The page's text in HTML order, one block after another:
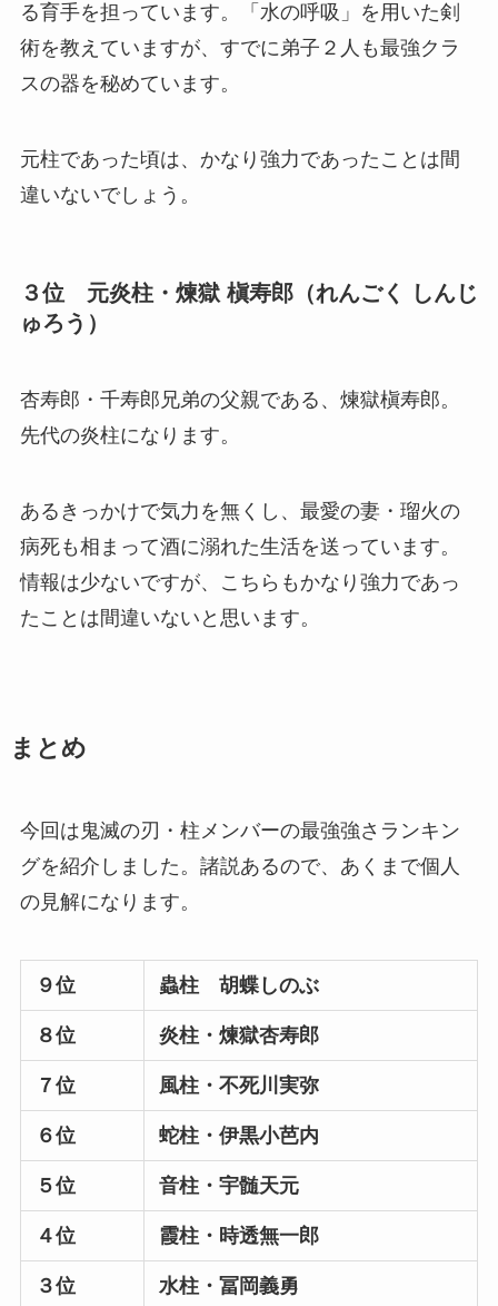
る育手を担っています。「水の呼吸」を用いた剣
術を教えていますが、すでに弟子２人も最強クラ
スの器を秘めています。
元柱であった頃は、かなり強力であったことは間
違いないでしょう。
３位 元炎柱・煉獄 槇寿郎（れんごく しんじ
ゅろう）
杏寿郎・千寿郎兄弟の父親である、煉獄槇寿郎。
先代の炎柱になります。
あるきっかけで気力を無くし、最愛の妻・瑠火の
病死も相まって酒に溺れた生活を送っています。
情報は少ないですが、こちらもかなり強力であっ
たことは間違いないと思います。
まとめ
今回は鬼滅の刃・柱メンバーの最強強さランキン
グを紹介しました。諸説あるので、あくまで個人
の見解になります。
９位 蟲柱 胡蝶しのぶ
８位 炎柱・煉獄杏寿郎
７位 風柱・不死川実弥
６位 蛇柱・伊黒小芭内
５位 音柱・宇髄天元
４位 霞柱・時透無一郎
３位 水柱・冨岡義勇